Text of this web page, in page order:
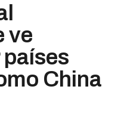
ve
China